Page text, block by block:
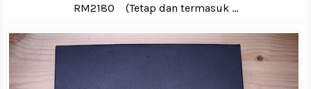
RM2180 (Tetap dan termasuk ...